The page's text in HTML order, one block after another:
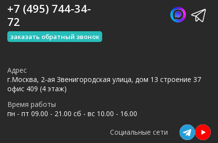
+7 (495) 744-34-
72
заказать обратный звонок
Адрес
г.Москва, 2-ая Звенигородская улица, дом 13 строение 37
офис 409 (4 этаж)
Время работы
пн - пт 09.00 - 21.00 сб - вс 10.00 - 16.00
Социальные сети